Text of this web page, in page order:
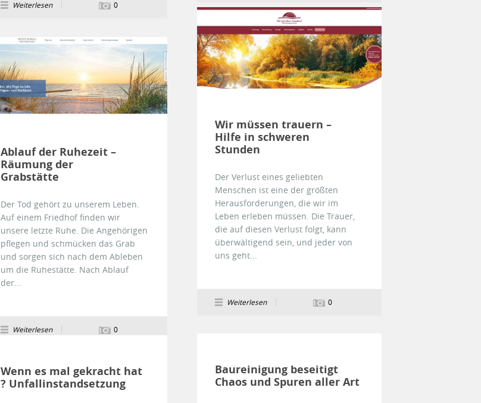
Weiterlesen 0
Wir müssen trauern –
Hilfe in schweren
Stunden
Der Verlust eines geliebten
Menschen ist eine der größten
Herausforderungen, die wir im
Leben erleben müssen. Die Trauer,
die auf diesen Verlust folgt, kann
überwältigend sein, und jeder von
uns geht...
Weiterlesen 0
Ablauf der Ruhezeit –
Räumung der
Grabstätte
Der Tod gehört zu unserem Leben.
Auf einem Friedhof finden wir
unsere letzte Ruhe. Die Angehörigen
pflegen und schmücken das Grab
und sorgen sich nach dem Ableben
um die Ruhestätte. Nach Ablauf
der...
Weiterlesen 0
Baureinigung beseitigt
Chaos und Spuren aller Art
Wenn es mal gekracht hat
? Unfallinstandsetzung